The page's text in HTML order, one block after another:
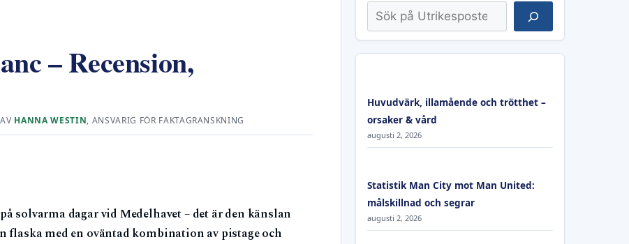
– Recension,
HANNA WESTIN, ANSVARIG FÖR FAKTAGRANSKNING
solvarma dagar vid Medelhavet – det är den känslan
flaska med en oväntad kombination av pistage och
Sök
Huvudvärk, illamående och trötthet –
orsaker & vård
augusti 2, 2026
Statistik Man City mot Man United:
målskillnad och segrar
augusti 2, 2026